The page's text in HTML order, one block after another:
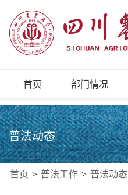
首页 部门情况
普法动态
首页 > 普法工作 > 普法动态